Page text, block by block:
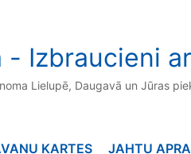
- Izbraucieni
Lielupē, Daugavā un Jūras
KARTES JAHTU